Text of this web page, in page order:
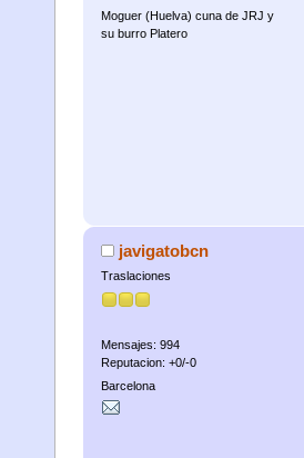
Moguer (Huelva) cuna de JRJ y
su burro Platero
javigatobcn
Traslaciones
Mensajes: 994
Reputacion: +0/-0
Barcelona